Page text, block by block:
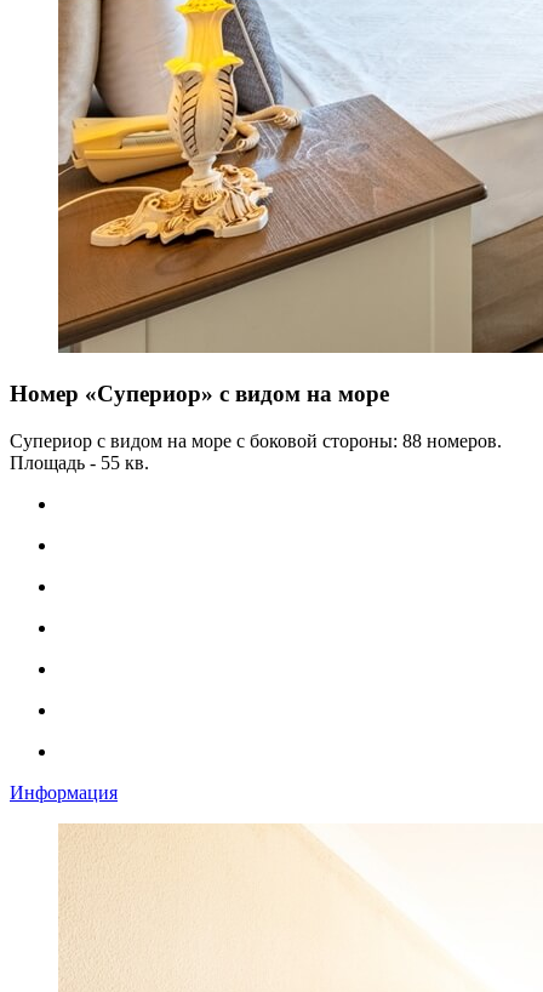
Номер «Супериор» с видом на море
Супериор с видом на море с боковой стороны: 88 номеров.
Площадь - 55 кв.
Информация